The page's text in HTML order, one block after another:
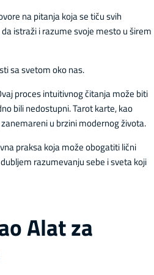
na pitanja koja se tiču svih
istraži i razume svoje mesto u širem
sa svetom oko nas.
proces intuitivnog čitanja može biti
bili nedostupni. Tarot karte, kao
u brzini modernog života.
praksa koja može obogatiti lični
razumevanju sebe i sveta koji
Alat za